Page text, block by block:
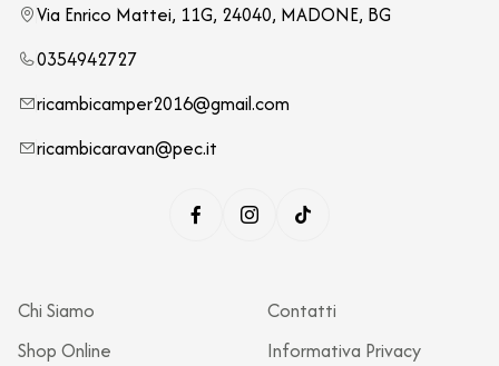
Via Enrico Mattei, 11G, 24040, MADONE, BG
0354942727
ricambicamper2016@gmail.com
ricambicaravan@pec.it
Chi Siamo
Shop Online
Contatti
Informativa Privacy